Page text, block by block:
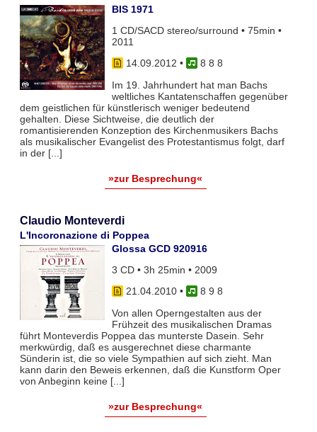
BIS 1971
1 CD/SACD stereo/surround • 75min •
2011
14.09.2012 •
8 8 8
Im 19. Jahrhundert hat man Bachs
weltliches Kantatenschaffen gegenüber
dem geistlichen für künstlerisch weniger bedeutend
gehalten. Diese Sichtweise, die deutlich der
romantisierenden Konzeption des Kirchenmusikers Bachs
als musikalischer Evangelist des Protestantismus folgt, darf
in der [...]
»zur Besprechung«
Claudio Monteverdi
L'Incoronazione di Poppea
Glossa GCD 920916
3 CD • 3h 25min • 2009
21.04.2010•
8 9 8
Von allen Operngestalten aus der
Frühzeit des musikalischen Dramas
führt Monteverdis Poppea das munterste Dasein. Sehr
merkwürdig, daß es ausgerechnet diese charmante
Sünderin ist, die so viele Sympathien auf sich zieht. Man
kann darin den Beweis erkennen, daß die Kunstform Oper
von Anbeginn keine [...]
»zur Besprechung«